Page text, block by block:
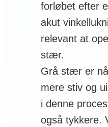
forløbet efter
akut
relevant at
stær.
Grå stær er
mere stiv og
i denne
også tykkere.